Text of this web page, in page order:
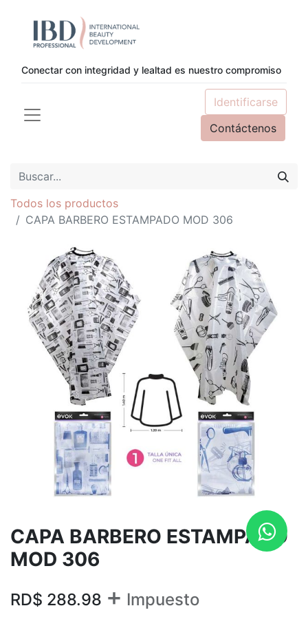
Conectar con integridad y lealtad es nuestro compromiso
Identificarse
Contáctenos
Todos los productos
CAPA BARBERO ESTAMPADO MOD 306
CAPA BARBERO ESTAMPADO
MOD 306
RD$ 288.98 + Impuesto